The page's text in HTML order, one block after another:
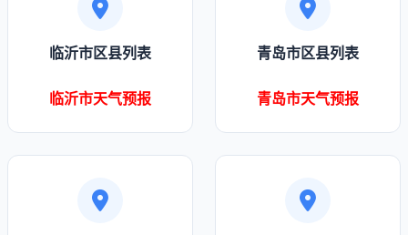
临沂市区县列表
临沂市天气预报
青岛市区县列表
青岛市天气预报